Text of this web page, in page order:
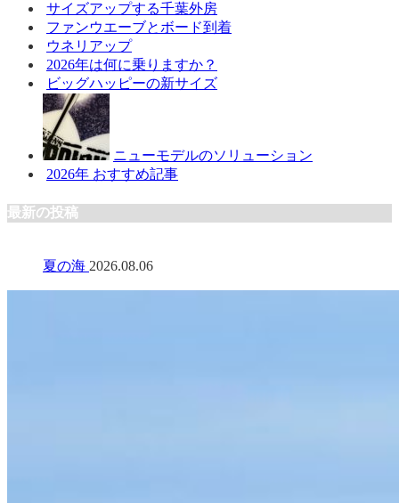
サイズアップする千葉外房
ファンウエーブとボード到着
ウネリアップ
2026年は何に乗りますか？
ビッグハッピーの新サイズ
ニューモデルのソリューション
2026年 おすすめ記事
最新の投稿
夏の海 2026.08.06